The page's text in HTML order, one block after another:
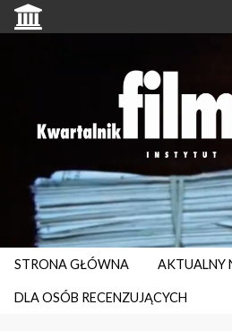
STRONA GŁÓWNA AKTUALNY
DLA OSÓB RECENZUJĄCYCH